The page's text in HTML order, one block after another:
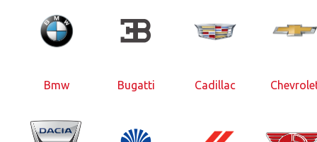
Bmw Bugatti Cadillac